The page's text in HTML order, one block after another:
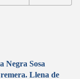
Negra Sosa
Llena de